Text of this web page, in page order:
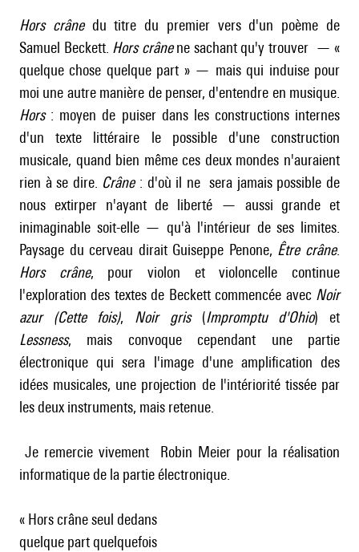
Hors crânedu titre du premier vers d'un poème de
Samuel Beckett. Hors crânene sachant qu'y trouver — «
quelque chose quelque part » — mais qui induise pour
moi une autre manière de penser, d'entendre en musique.
Hors: moyen de puiser dans les constructions internes
d'un texte littéraire le possible d'une construction
musicale, quand bien même ces deux mondes n'auraient
rien à se dire. Crâne: d'où il ne sera jamais possible de
nous extirper n'ayant de liberté — aussi grande et
inimaginable soit-elle — qu'à l'intérieur de ses limites.
Paysage du cerveau dirait Guiseppe Penone, Être crâne.
Hors crâne, pour violon et violoncelle continue
l'exploration des textes de Beckett commencée avec Noir
azur(Cette fois), Noir gris(Impromptu d'Ohio) et
Lessness, mais convoque cependant une partie
électronique qui sera l'image d'une amplification des
idées musicales, une projection de l'intériorité tissée par
les deux instruments, mais retenue.
Je remercie vivement Robin Meier pour la réalisation
informatique de la partie électronique.
« Hors crâne seul dedans
quelque part quelquefois